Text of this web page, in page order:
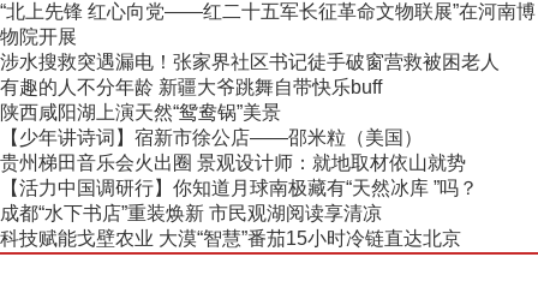
“北上先锋 红心向党——红二十五军长征革命文物联展”在河南博
物院开展
涉水搜救突遇漏电！张家界社区书记徒手破窗营救被困老人
有趣的人不分年龄 新疆大爷跳舞自带快乐buff
陕西咸阳湖上演天然“鸳鸯锅”美景
【少年讲诗词】宿新市徐公店——邵米粒（美国）
贵州梯田音乐会火出圈 景观设计师：就地取材依山就势
【活力中国调研行】你知道月球南极藏有“天然冰库 ”吗？
成都“水下书店”重装焕新 市民观湖阅读享清凉
科技赋能戈壁农业 大漠“智慧”番茄15小时冷链直达北京